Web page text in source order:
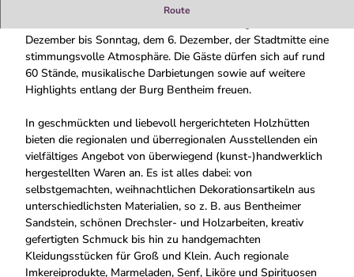
Route
Der Bad Bentheimer Weihnachtsmarkt verleiht wie jedes Jahr
Dezember bis Sonntag, dem 6. Dezember, der Stadtmitte eine
stimmungsvolle Atmosphäre. Die Gäste dürfen sich auf rund
60 Stände, musikalische Darbietungen sowie auf weitere
Highlights entlang der Burg Bentheim freuen.
In geschmückten und liebevoll hergerichteten Holzhütten
bieten die regionalen und überregionalen Ausstellenden ein
vielfältiges Angebot von überwiegend (kunst-)handwerklich
hergestellten Waren an. Es ist alles dabei: von
selbstgemachten, weihnachtlichen Dekorationsartikeln aus
unterschiedlichsten Materialien, so z. B. aus Bentheimer
Sandstein, schönen Drechsler- und Holzarbeiten, kreativ
gefertigten Schmuck bis hin zu handgemachten
Kleidungsstücken für Groß und Klein. Auch regionale
Imkereiprodukte, Marmeladen, Senf, Liköre und Spirituosen